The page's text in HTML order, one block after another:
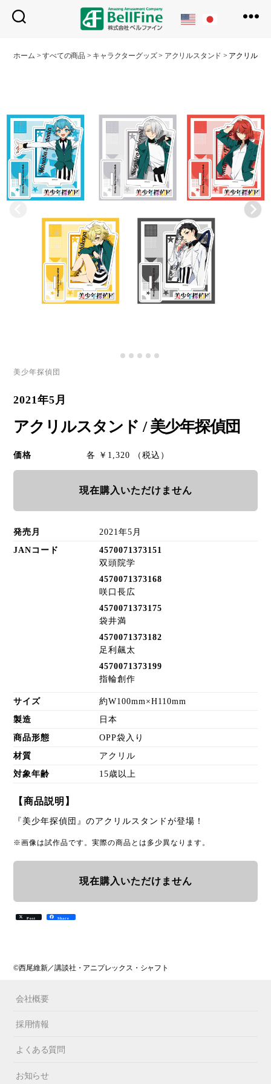
フ
ホーム >すべての商品 > キャラクターグッズ> アクリルスタンド > アクリルス
美少年探偵団
2021年5月
アクリルスタンド / 美少年探偵団
価格 各 ￥1,320 （税込）
現在購入いただけません
発売月 2021年5月
JANコード
4570071373151
双頭院学
4570071373168
咲口長広
4570071373175
袋井満
4570071373182
足利飆太
4570071373199
指輪創作
サイズ 約W100mm×H110mm
製造 日本
商品形態 OPP袋入り
材質 アクリル
対象年齢 15歳以上
【商品説明】
『美少年探偵団』のアクリルスタンドが登場！
※画像は試作品です。実際の商品とは多少異なります。
現在購入いただけません
Post Share
©西尾維新／講談社・アニプレックス・シャフト
会社概要
採用情報
よくある質問
お知らせ